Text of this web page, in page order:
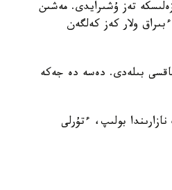
تەز ۇشىرايدى. مەشىن
ولار كەز كەلگەن
بىلەدى. دەسە دە جەكە
بولىپ، ءتۇرلى